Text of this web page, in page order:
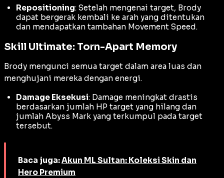
Repositioning: Setelah mengenai target, Brody
dapat bergerak kembali ke arah yang ditentukan
dan mendapatkan tambahan Movement Speed.
Skill Ultimate: Torn-Apart Memory
Brody mengunci semua target dalam area luas dan
menghujani mereka dengan energi.
Damage Eksekusi: Damage meningkat drastis
berdasarkan jumlah HP target yang hilang dan
jumlah Abyss Mark yang terkumpul pada target
tersebut.
Baca juga:Akun ML Sultan: Koleksi Skin dan
Hero Premium